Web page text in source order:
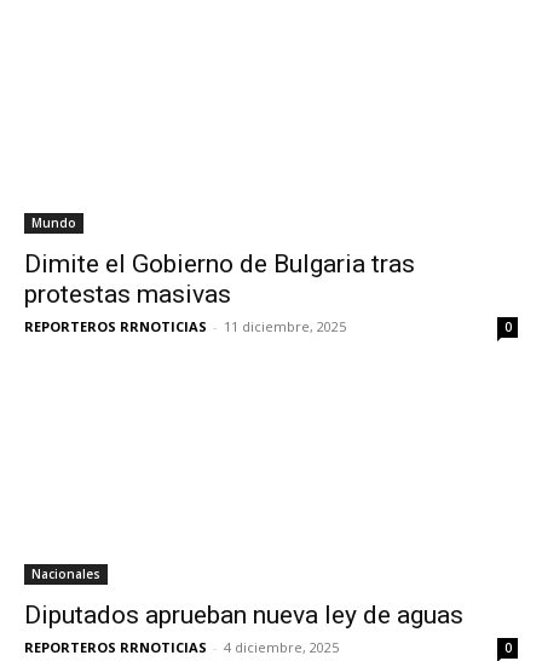
Mundo
Dimite el Gobierno de Bulgaria tras
protestas masivas
REPORTEROS RRNOTICIAS - 11 diciembre, 2025 0
Nacionales
Diputados aprueban nueva ley de aguas
REPORTEROS RRNOTICIAS - 4 diciembre, 2025 0